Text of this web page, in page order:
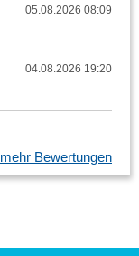
05.08.2026 08:09
04.08.2026 19:20
mehr Bewertungen